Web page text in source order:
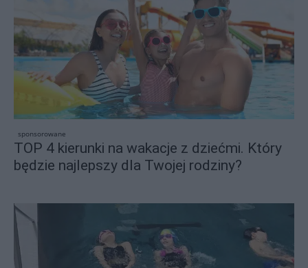
sponsorowane
TOP 4 kierunki na wakacje z dziećmi. Który
będzie najlepszy dla Twojej rodziny?